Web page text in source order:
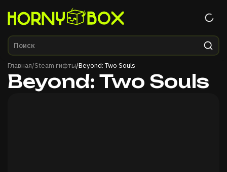
Главная/Steam гифты/Beyond: Two Souls
Beyond: Two Souls